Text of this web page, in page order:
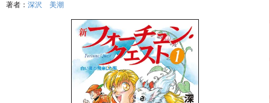
著者： 深沢 美潮